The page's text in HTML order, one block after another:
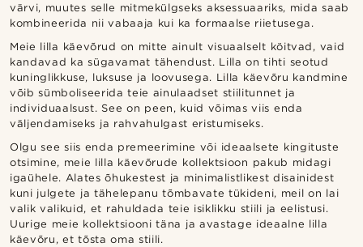
värvi, muutes selle mitmekülgseks aksessuaariks, mida saab
kombineerida nii vabaaja kui ka formaalse riietusega.
Meie lilla käevõrud on mitte ainult visuaalselt köitvad, vaid
kandavad ka sügavamat tähendust. Lilla on tihti seotud
kuninglikkuse, luksuse ja loovusega. Lilla käevõru kandmine
võib sümboliseerida teie ainulaadset stiilitunnet ja
individuaalsust. See on peen, kuid võimas viis enda
väljendamiseks ja rahvahulgast eristumiseks.
Olgu see siis enda premeerimine või ideaalsete kingituste
otsimine, meie lilla käevõrude kollektsioon pakub midagi
igaühele. Alates õhukestest ja minimalistlikest disainidest
kuni julgete ja tähelepanu tõmbavate tükideni, meil on lai
valik valikuid, et rahuldada teie isiklikku stiili ja eelistusi.
Uurige meie kollektsiooni täna ja avastage ideaalne lilla
käevõru, et tõsta oma stiili.